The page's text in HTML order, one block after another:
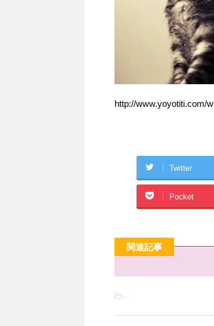
http://www.yoyotiti.com/
Twitter
Pocket
関連記事
-